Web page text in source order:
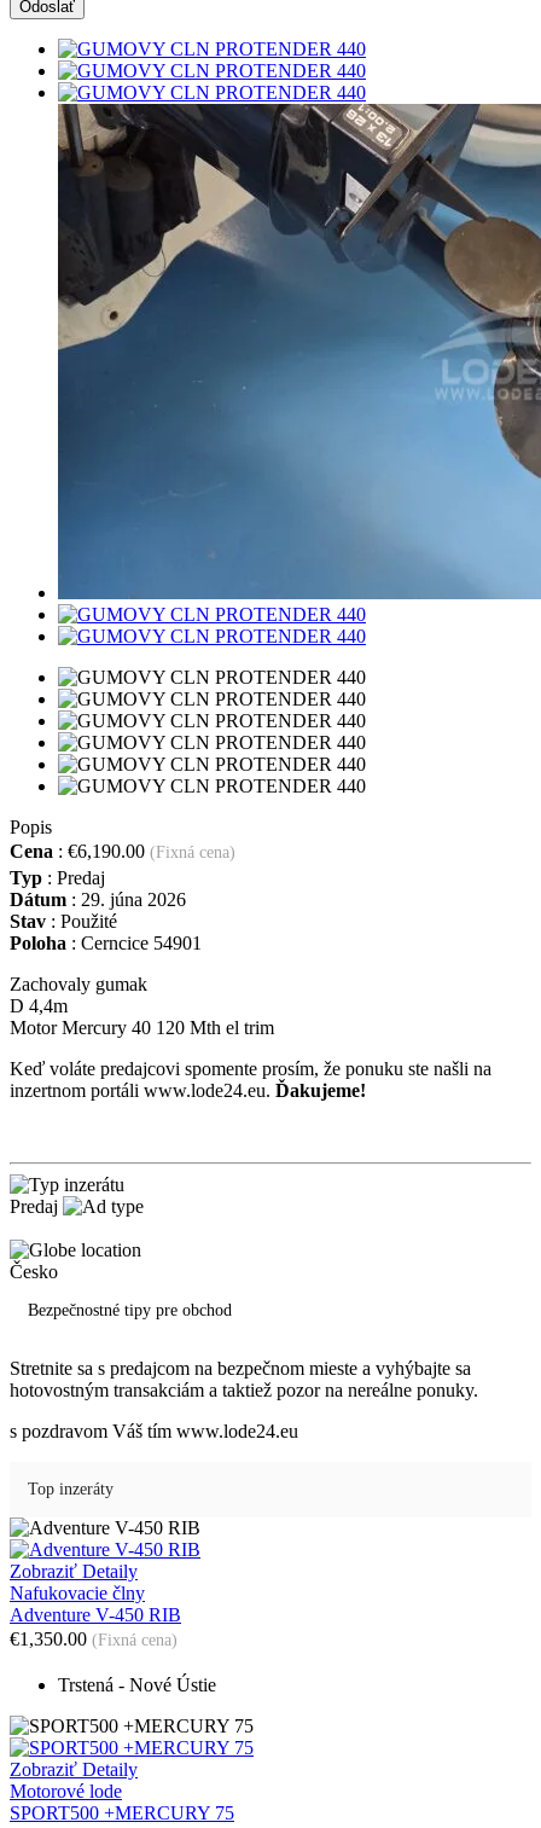
Odoslať
Popis
Cena : €6,190.00 (Fixná cena)
Typ : Predaj
Dátum : 29. júna 2026
Stav : Použité
Poloha : Cerncice 54901
Zachovaly gumak
D 4,4m
Motor Mercury 40 120 Mth el trim
Keď voláte predajcovi spomente prosím, že ponuku ste našli na
inzertnom portáli www.lode24.eu. Ďakujeme!
Predaj
Česko
Bezpečnostné tipy pre obchod
Stretnite sa s predajcom na bezpečnom mieste a vyhýbajte sa
hotovostným transakciám a taktiež pozor na nereálne ponuky.
s pozdravom Váš tím www.lode24.eu
Top inzeráty
Zobraziť Detaily
Nafukovacie člny
Adventure V-450 RIB
€1,350.00 (Fixná cena)
Trstená - Nové Ústie
Zobraziť Detaily
Motorové lode
SPORT500 +MERCURY 75